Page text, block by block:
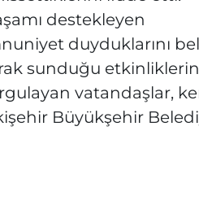
destekleyen
duyduklarını
sunduğu
vatandaşlar,
Büyükşehir